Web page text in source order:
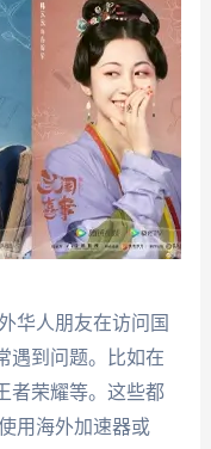
华人朋友在访问国
遇到问题。比如在
者荣耀等。这些都
用海外加速器或